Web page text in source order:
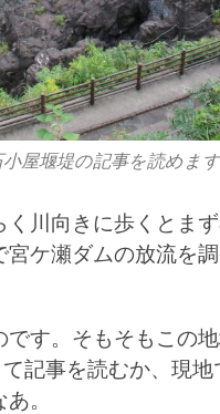
屋堰堤の記事を読めます
川向きに歩くとま
ケ瀬ダムの放流を
す。そもそもこの
記事を読むか、現地
。